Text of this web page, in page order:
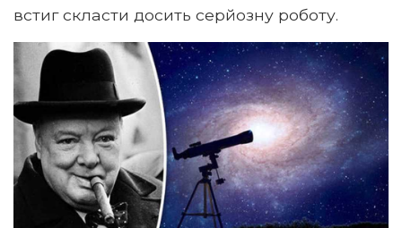
встиг скласти досить серйозну роботу.